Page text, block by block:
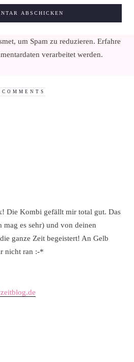
um Spam zu reduzieren. Erfahre
verarbeitet werden.
Die Kombi gefällt mir total gut. Das
es sehr) und von deinen
ganze Zeit begeistert! An Gelb
nicht ran :-*